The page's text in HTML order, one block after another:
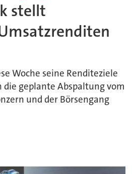
stellt
Woche seine Renditeziele
die geplante Abspaltung vom
und der Börsengang